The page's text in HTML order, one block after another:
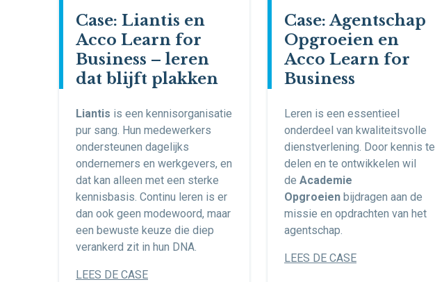
Case: Liantis en
Acco Learn for
Business – leren
dat blijft plakken
Liantis is een kennisorganisatie
pur sang. Hun medewerkers
ondersteunen dagelijks
ondernemers en werkgevers, en
dat kan alleen met een sterke
kennisbasis. Continu leren is er
dan ook geen modewoord, maar
een bewuste keuze die diep
verankerd zit in hun DNA.
LEES DE CASE
Case: Agentschap
Opgroeien en
Acco Learn for
Business
Leren is een essentieel
onderdeel van kwaliteitsvolle
dienstverlening. Door kennis te
delen en te ontwikkelen wil
de Academie
Opgroeien bijdragen aan de
missie en opdrachten van het
agentschap.
LEES DE CASE